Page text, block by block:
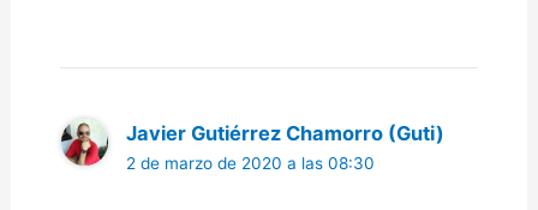
Javier Gutiérrez Chamorro (Guti)
2 de marzo de 2020 a las 08:30